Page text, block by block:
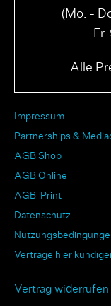
(Mo. -
Alle
Impressum
Partnerships &
AGB Shop
AGB Online
AGB-Print
Datenschutz
Verträge hier
Vertrag widerrufen